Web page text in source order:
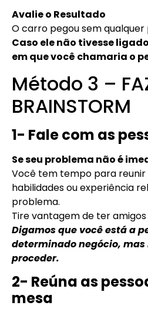
Avalie o Resultado
O carro pegou sem
Caso ele não tivesse
em que você chamaria o
Método 3 –
BRAINSTORM
1- Fale com as
Se seu problema não é
Você tem tempo para
habilidades ou experiência
problema.
Tire vantagem de ter
Digamos que você está a
determinado negócio, mas
proceder.
2- Reúna as
mesa